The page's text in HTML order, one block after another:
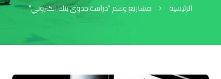
الرئيسية مشاريع وسم "دراسة جدوى بنك الكتروني"